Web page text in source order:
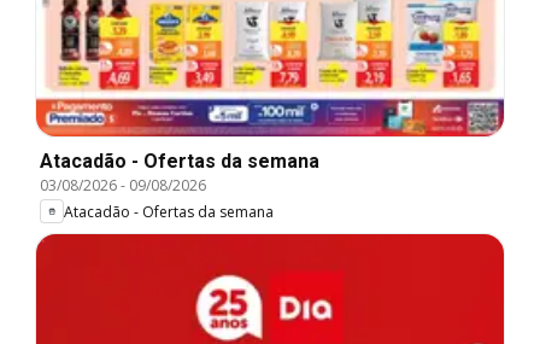
Atacadão - Ofertas da semana
03/08/2026- 09/08/2026
Atacadão - Ofertas da semana